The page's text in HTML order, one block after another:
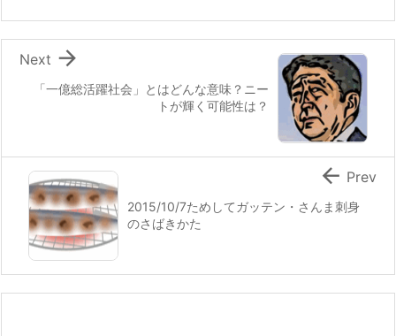
「一億総活躍社会」とはどんな意味？ニー
トが輝く可能性は？

Next
2015/10/7ためしてガッテン・さんま刺身
のさばきかた
 Prev